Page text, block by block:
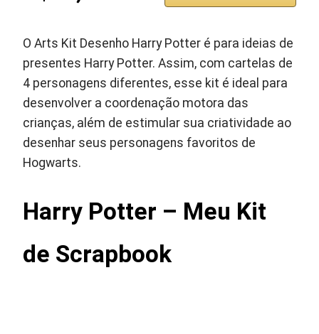
O Arts Kit Desenho Harry Potter é para ideias de
presentes Harry Potter. Assim, com cartelas de
4 personagens diferentes, esse kit é ideal para
desenvolver a coordenação motora das
crianças, além de estimular sua criatividade ao
desenhar seus personagens favoritos de
Hogwarts.
Harry Potter – Meu Kit
de Scrapbook